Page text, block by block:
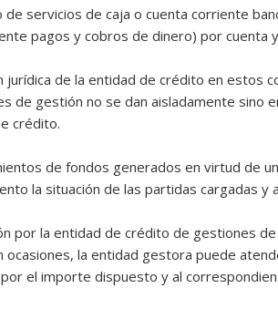
de servicios de caja o cuenta corriente
pagos y cobros de dinero) por cuenta
jurídica de la entidad de crédito en estos
de gestión no se dan aisladamente sino
crédito.
de fondos generados en virtud de
la situación de las partidas cargadas y
por la entidad de crédito de gestiones
ocasiones, la entidad gestora puede
el importe dispuesto y al